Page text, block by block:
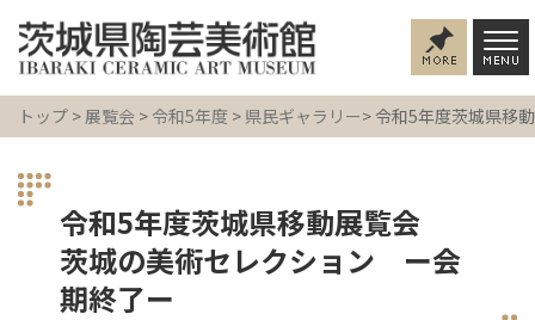
トップ >展覧会 > 令和5年度 > 県民ギャラリー> 令和5年度茨城県移
令和5年度茨城県移動展覧会
茨城の美術セレクション ー会
期終了ー